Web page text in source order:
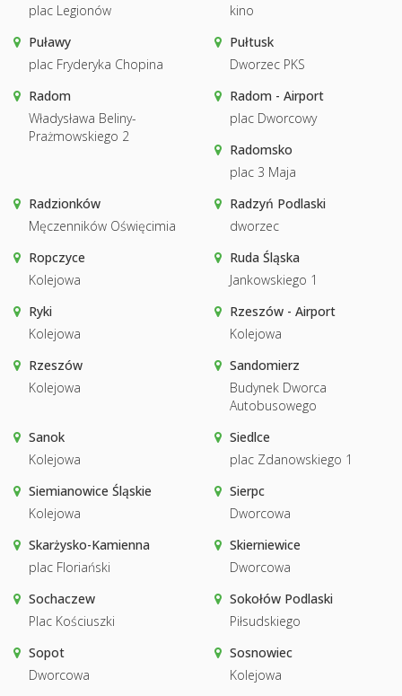
plac Legionów
kino
Puławy
plac Fryderyka Chopina
Pułtusk
Dworzec PKS
Radom
Władysława Beliny-
Prażmowskiego 2
Radom - Airport
plac Dworcowy
Radomsko
plac 3 Maja
Radzionków
Męczenników Oświęcimia
Radzyń Podlaski
dworzec
Ropczyce
Kolejowa
Ruda Śląska
Jankowskiego 1
Ryki
Kolejowa
Rzeszów - Airport
Kolejowa
Rzeszów
Kolejowa
Sandomierz
Budynek Dworca
Autobusowego
Sanok
Kolejowa
Siedlce
plac Zdanowskiego 1
Siemianowice Śląskie
Kolejowa
Sierpc
Dworcowa
Skarżysko-Kamienna
plac Floriański
Skierniewice
Dworcowa
Sochaczew
Plac Kościuszki
Sokołów Podlaski
Piłsudskiego
Sopot
Dworcowa
Sosnowiec
Kolejowa